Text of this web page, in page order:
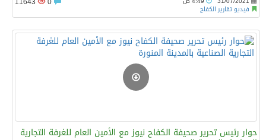
فيديو تقارير الكفاح
حوار رئيس تحرير صحيفة الكفاح نيوز مع الأمين العام للغرفة التجارية